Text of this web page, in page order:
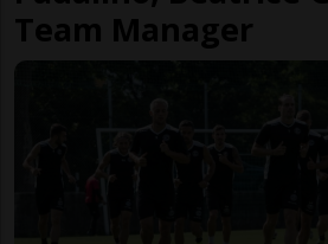
Team Manager